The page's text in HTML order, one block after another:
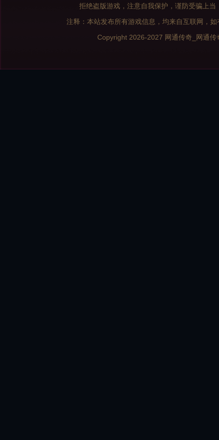
拒绝盗版游戏，注意自我保护，谨防受骗上
注释：本站发布所有游戏信息，均来自互联网，
Copyright 2026-2027 网通传奇_网通